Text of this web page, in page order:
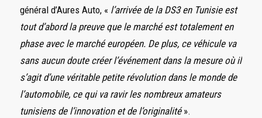
général d’Aures Auto, « l’arrivée de la DS3 en Tunisie est
tout d’abord la preuve que le marché est totalement en
phase avec le marché européen. De plus, ce véhicule va
sans aucun doute créer l’événement dans la mesure où il
s’agit d’une véritable petite révolution dans le monde de
l’automobile, ce qui va ravir les nombreux amateurs
tunisiens de l’innovation et de l’originalité».